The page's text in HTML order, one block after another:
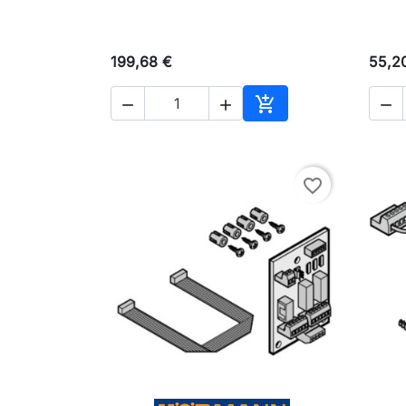
199,68 €
  
Ajouter au panier

favorite_border